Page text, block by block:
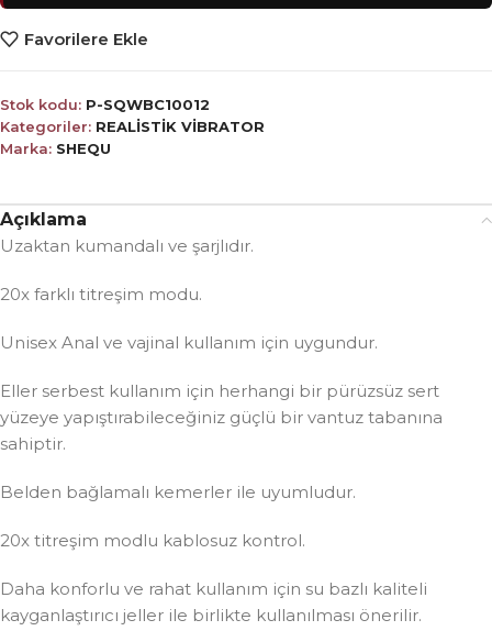
Favorilere Ekle
Stok kodu: P-SQWBC10012
Kategoriler: REALİSTİK VİBRATOR
Marka: SHEQU
Açıklama
Uzaktan kumandalı ve şarjlıdır.
20x farklı titreşim modu.
Unisex Anal ve vajinal kullanım için uygundur.
Eller serbest kullanım için herhangi bir pürüzsüz sert
yüzeye yapıştırabileceğiniz güçlü bir vantuz tabanına
sahiptir.
Belden bağlamalı kemerler ile uyumludur.
20x titreşim modlu kablosuz kontrol.
Daha konforlu ve rahat kullanım için su bazlı kaliteli
kayganlaştırıcı jeller ile birlikte kullanılması önerilir.